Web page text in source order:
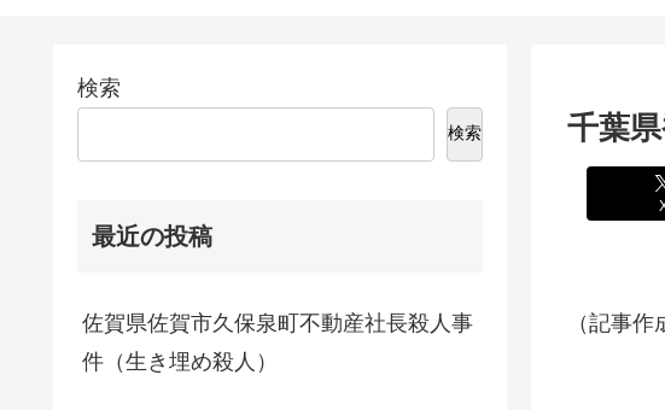
千葉
（記事
検索
検索
最近の投稿
佐賀県佐賀市久保泉町不動産社長殺人事
件（生き埋め殺人）